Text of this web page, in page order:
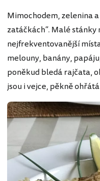
Mimochodem, zelenina
zatáčkách“. Malé
nejfrekventovanější
melouny, banány,
poněkud bledá rajčata,
jsou i vejce, pěkně